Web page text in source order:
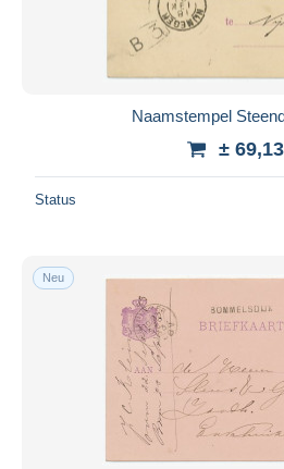
Naamstempel
±
Status
Neu